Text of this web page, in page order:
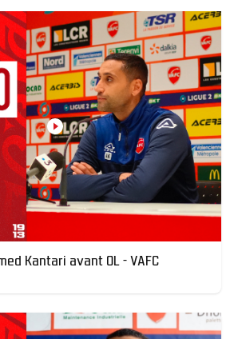
Kantari avant OL - VAFC